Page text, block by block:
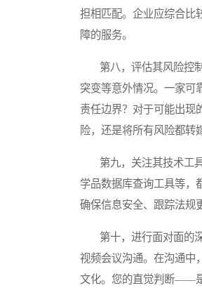
担相匹配。企业应综合比
障的服务。
第八，评估其风险控制
突变等意外情况。一家可
责任边界？对于可能出现
险，还是将所有风险都转
第九，关注其技术工具
学品数据库查询工具等，
确保信息安全、跟踪法规
第十，进行面对面的深
视频会议沟通。在沟通中
文化。您的直觉判断——